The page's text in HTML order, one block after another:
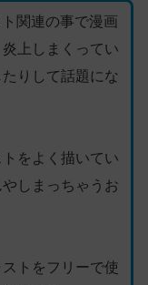
関連の事で漫画
上しまくってい
りして話題にな
をよく描いてい
しまっちゃうお
トをフリーで使